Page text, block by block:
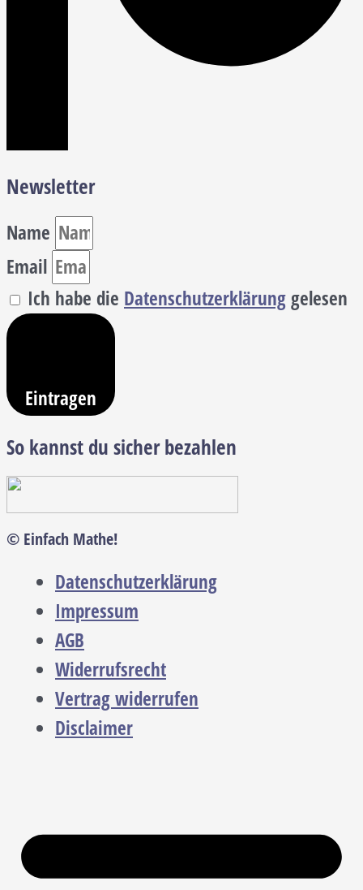
Newsletter
Name
Email
Ich habe die Datenschutzerklärunggelesen
Eintragen
So kannst du sicher bezahlen
© Einfach Mathe!
Datenschutzerklärung
Impressum
AGB
Widerrufsrecht
Vertrag widerrufen
Disclaimer